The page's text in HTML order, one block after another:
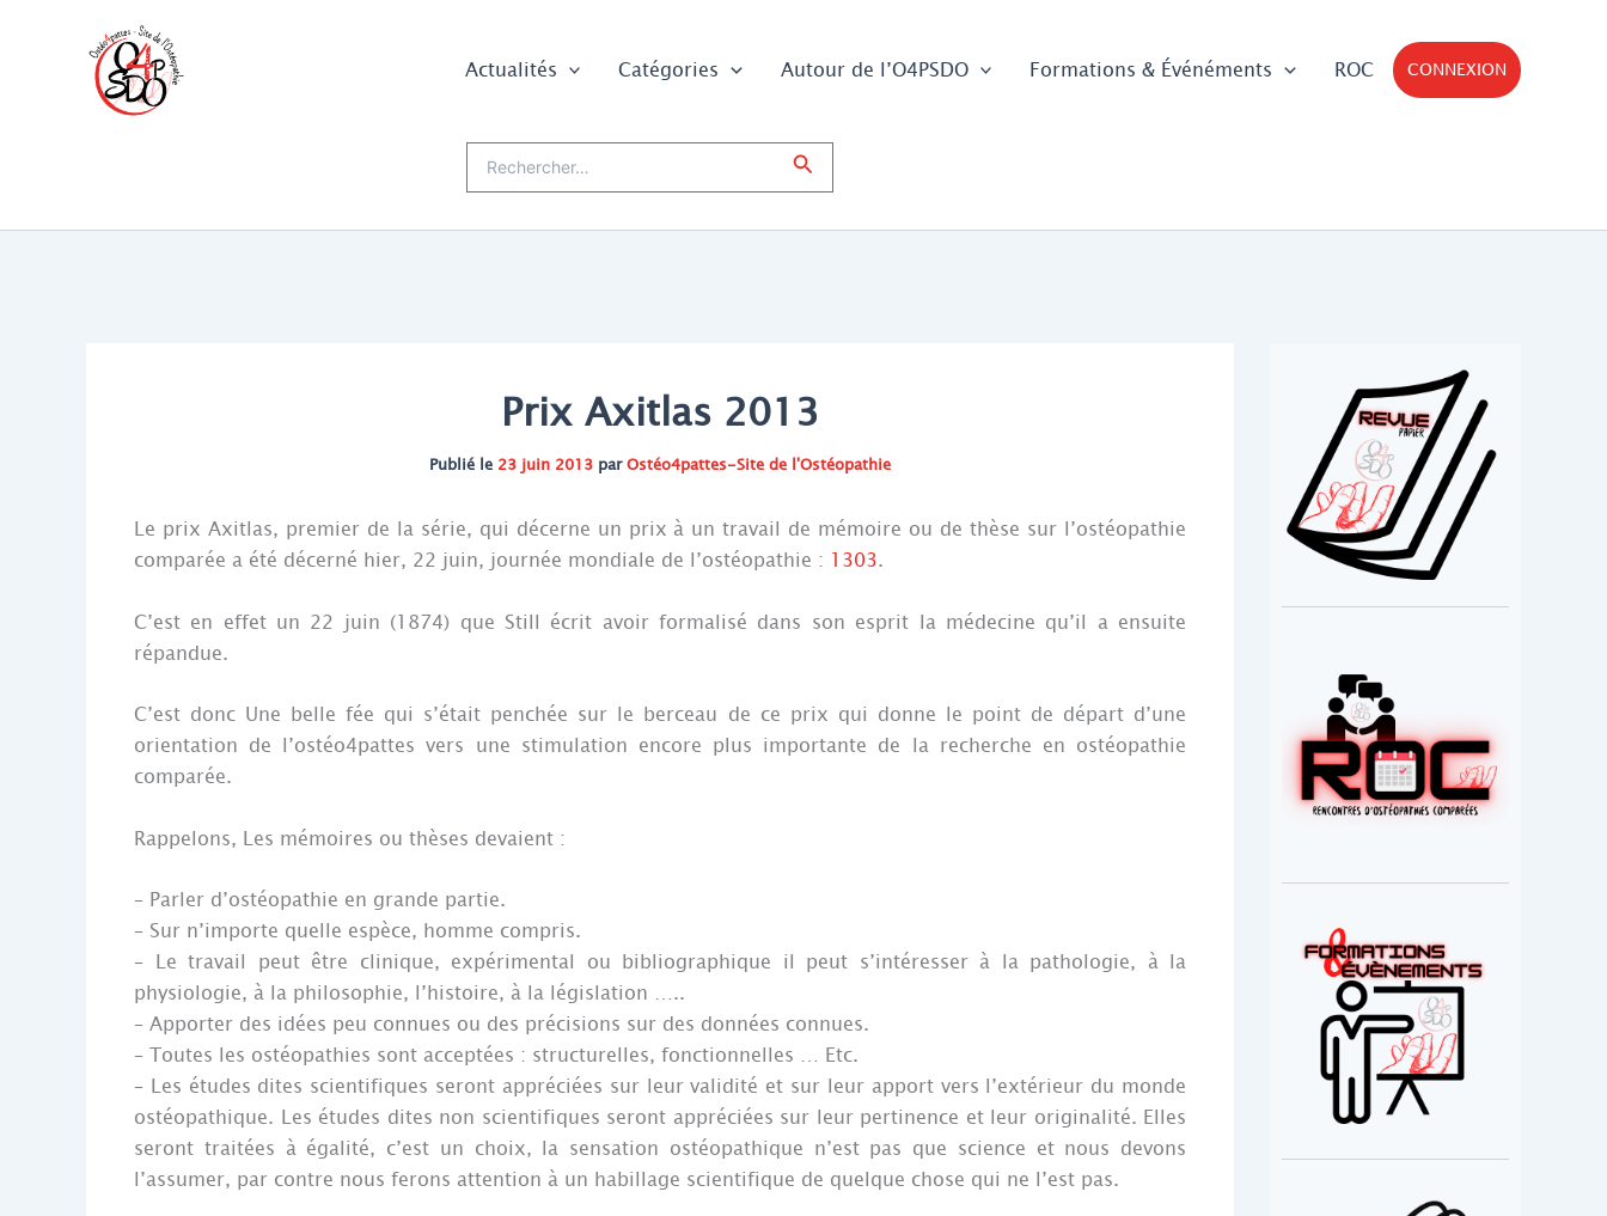
Actualités Catégories Autour de l’O4PSDO Formations & Événéments ROC CONNEXION
Rechercher
Prix Axitlas 2013
Publié le 23 juin 2013 parOstéo4pattes-Site de l'Ostéopathie
Le prix Axitlas, premier de la série, qui décerne un prix à un travail de mémoire ou de thèse sur l’ostéopathie
comparée a été décerné hier, 22 juin, journée mondiale de l’ostéopathie : 1303.
C’est en effet un 22 juin (1874) que Still écrit avoir formalisé dans son esprit la médecine qu’il a ensuite
répandue.
C’est donc Une belle fée qui s’était penchée sur le berceau de ce prix qui donne le point de départ d’une
orientation de l’ostéo4pattes vers une stimulation encore plus importante de la recherche en ostéopathie
comparée.
Rappelons, Les mémoires ou thèses devaient :
– Parler d’ostéopathie en grande partie.
– Sur n’importe quelle espèce, homme compris.
– Le travail peut être clinique, expérimental ou bibliographique il peut s’intéresser à la pathologie, à la
physiologie, à la philosophie, l’histoire, à la législation …..
– Apporter des idées peu connues ou des précisions sur des données connues.
– Toutes les ostéopathies sont acceptées : structurelles, fonctionnelles … Etc.
– Les études dites scientifiques seront appréciées sur leur validité et sur leur apport vers l’extérieur du monde
ostéopathique. Les études dites non scientifiques seront appréciées sur leur pertinence et leur originalité. Elles
seront traitées à égalité, c’est un choix, la sensation ostéopathique n’est pas que science et nous devons
l’assumer, par contre nous ferons attention à un habillage scientifique de quelque chose qui ne l’est pas.